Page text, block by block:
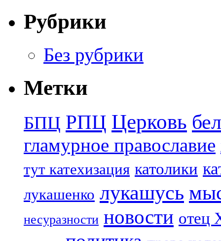
Рубрики
Без рубрики
Метки
БПЦ РПЦ Церковь
гламурное православие
тут катехизация католики
лукашенко лукашусь
несуразности новости отец